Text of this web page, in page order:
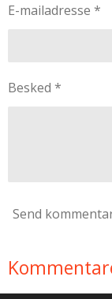
E-mailadresse *
Besked *
Send